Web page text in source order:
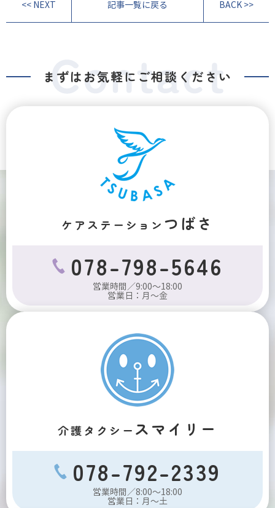
<< NEXT 記事一覧に戻る BACK >>
まずはお気軽にご相談ください
ケアステーション つばさ
078-798-5646
営業時間／9:00～18:00
営業日：月～金
介護タクシー スマイリー
078-792-2339
営業時間／8:00～18:00
営業日：月～土